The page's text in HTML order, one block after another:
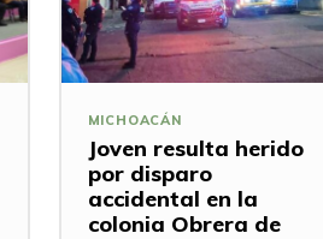
MICHOACÁN
Joven resulta herido
por disparo
accidental en la
colonia Obrera de